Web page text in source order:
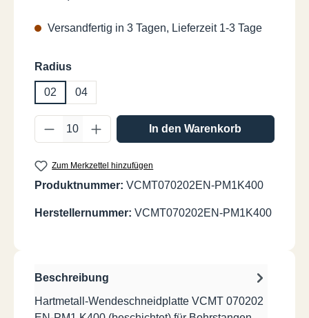
Versandfertig in 3 Tagen, Lieferzeit 1-3 Tage
Radiusauswählen
02 04
Produkt Anzahl: Gib den gewünschten
In den Warenkorb
Zum Merkzettel hinzufügen
Produktnummer: VCMT070202EN-PM1K400
Herstellernummer: VCMT070202EN-PM1K400
Beschreibung
Hartmetall-Wendeschneidplatte VCMT 070202